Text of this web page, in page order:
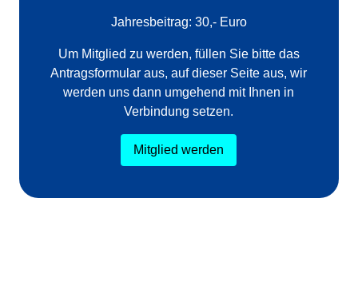
Jahresbeitrag: 30,- Euro
Um Mitglied zu werden, füllen Sie bitte das
Antragsformular aus, auf dieser Seite aus, wir
werden uns dann umgehend mit Ihnen in
Verbindung setzen.
Mitglied werden